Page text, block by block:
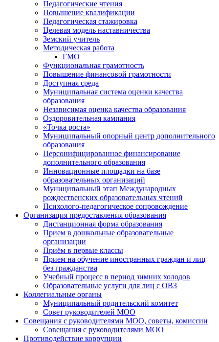
Педагогические чтения
Повышение квалификации
Педагогическая стажировка
Целевая модель наставничества
Земский учитель
Методическая работа
ГМО
Функциональная грамотность
Повышение финансовой грамотности
Доступная среда
Муниципальная система оценки качества
образования
Независимая оценка качества образования
Оздоровительная кампания
«Точка роста»
Муниципальный опорный центр дополнительного
образования
Персонифицированное финансирование
дополнительного образования
Инновационные площадки на базе
образовательных организаций
Муниципальный этап Международных
рождественских образовательных чтений
Психолого-педагогическое сопровождение
Организация предоставления образования
Дистанционная форма образования
Прием в дошкольные образовательные
организации
Приём в первые классы
Прием на обучение иностранных граждан и лиц
без гражданства
Учебный процесс в период зимних холодов
Образовательные услуги для лиц с ОВЗ
Коллегиальные органы
Муниципальный родительский комитет
Совет руководителей МОО
Совещания с руководителями МОО, советы, комиссии
Совещания с руководителями МОО
Противодействие коррупции